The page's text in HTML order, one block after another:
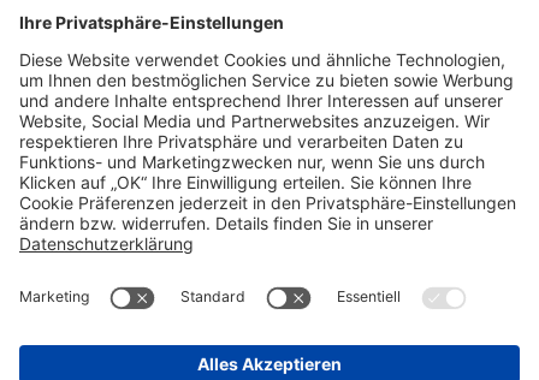
Muthgasse 36, 1190 Wien
Compliance Reporting Portal
AGB (DE)
Informationspflichten
Impressum